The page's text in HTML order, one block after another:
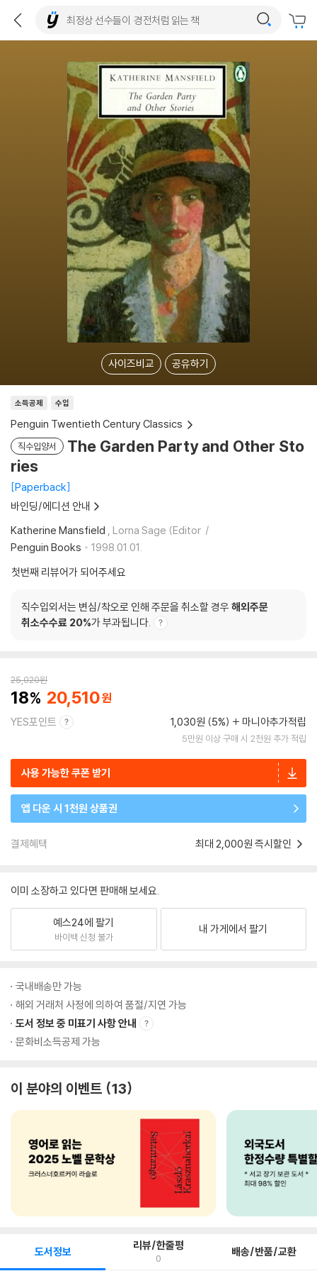
사이즈비교 공유하기
소득공제 수입
Penguin Twentieth Century Classics
직수입양서
The Garden Party and Other Sto
ries
Paperback
바인딩/에디션 안내
Katherine Mansfield , Lorna Sage (Editor
Penguin Books
1998.01.01.
첫번째 리뷰어가 되어주세요
직수입외서는 변심/착오로 인해 주문을 취소할 경우 해외주문
취소수수료 20%가 부과됩니다.
25,020원
18 20,510
YES포인트 1,030원 (5%) 마니아추가적립
5만원 이상 구매 시 2천원 추가 적립
사용 가능한 쿠폰 받기
앱 다운 시 1천원 상품권
결제혜택 최대 2,000원 즉시할인
이미 소장하고 있다면 판매해 보세요.
예스24에 팔기
바이백 신청 불가
내 가게에서 팔기
국내배송만 가능
해외 거래처 사정에 의하여 품절/지연 가능
도서 정보 중 미표기 사항 안내
문화비소득공제 가능
이 분야의 이벤트 13
도서정보 리뷰/한줄평
0 배송/반품/교환